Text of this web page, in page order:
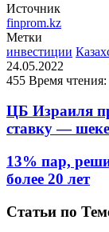
Источник
finprom.kz
Метки
инвестиции
24.05.2022
455 Время
ЦБ Израиля
ставку —
13% пар,
более 20 лет
Статьи по